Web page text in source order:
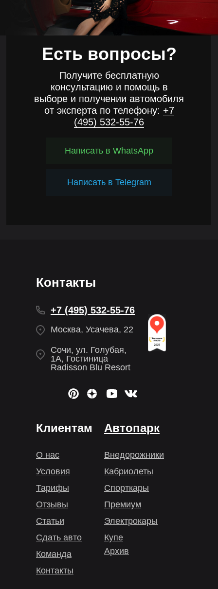
Есть вопросы?
Получите бесплатную
консультацию и помощь в
выборе и получении автомобиля
от эксперта по телефону: +7
(495) 532-55-76
Написать в WhatsApp
Написать в Telegram
Клиентам
О нас
Условия
Тарифы
Отзывы
Статьи
Контакты
Автопарк
Внедорожники
Кабриолеты
Спорткары
Премиум
Электрокары
Купе
Архив
Контакты
+7 (495) 532-55-76
Москва, Усачева, 22
Сочи, ул. Голубая,
1А, Гостиница
Radisson Blu Resort
Сдать авто
Команда